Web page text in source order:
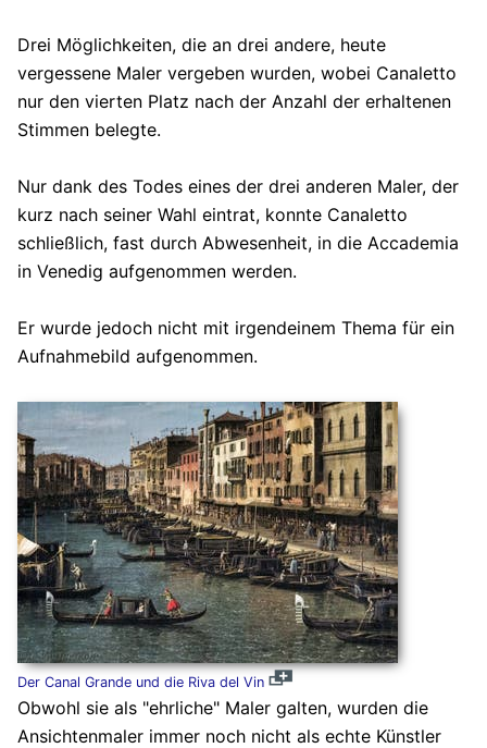
Drei Möglichkeiten, die an drei andere, heute
vergessene Maler vergeben wurden, wobei Canaletto
nur den vierten Platz nach der Anzahl der erhaltenen
Stimmen belegte.
Nur dank des Todes eines der drei anderen Maler, der
kurz nach seiner Wahl eintrat, konnte Canaletto
schließlich, fast durch Abwesenheit, in die Accademia
in Venedig aufgenommen werden.
Er wurde jedoch nicht mit irgendeinem Thema für ein
Aufnahmebild aufgenommen.
Der Canal Grande und die Riva del Vin
Obwohl sie als "ehrliche" Maler galten, wurden die
Ansichtenmaler immer noch nicht als echte Künstler